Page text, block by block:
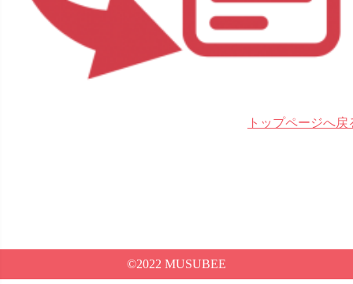
トップページへ戻
©2022 MUSUBEE